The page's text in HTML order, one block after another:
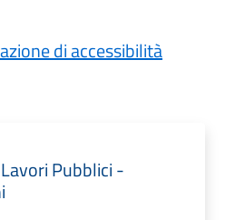
di accessibilità
Pubblici -